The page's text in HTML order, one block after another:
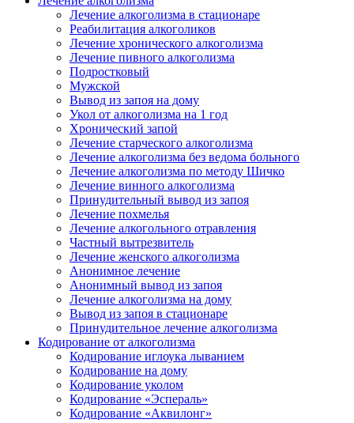
Лечение алкоголизма в стационаре
Реабилитация алкоголиков
Лечение хронического алкоголизма
Лечение пивного алкоголизма
Подростковый
Мужской
Вывод из запоя на дому
Укол от алкоголизма на 1 год
Хронический запой
Лечение старческого алкоголизма
Лечение алкоголизма без ведома больного
Лечение алкоголизма по методу Шичко
Лечение винного алкоголизма
Принудительный вывод из запоя
Лечение похмелья
Лечение алкогольного отравления
Частный вытрезвитель
Лечение женского алкоголизма
Анонимное лечение
Анонимный вывод из запоя
Лечение алкоголизма на дому
Вывод из запоя в стационаре
Принудительное лечение алкоголизма
Кодирование от алкоголизма
Кодирование иглоука лыванием
Кодирование на дому
Кодирование уколом
Кодирование «Эспераль»
Кодирование «Аквилонг»